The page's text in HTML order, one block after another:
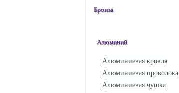
Бронза
Алюминий
Алюминиевая кровля
Алюминиевая проволока
Алюминиевая чушка